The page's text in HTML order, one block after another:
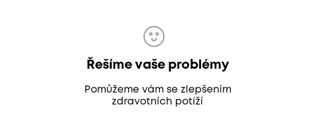
Řešíme vaše problémy
Pomůžeme vám se zlepšením
zdravotních potíží